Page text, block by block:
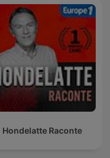
Hondelatte Raconte